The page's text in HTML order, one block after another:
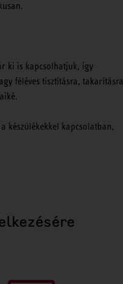
ki is kapcsolhatjuk, így
féléves tisztításra, takarításra
készülékekkel kapcsolatban,